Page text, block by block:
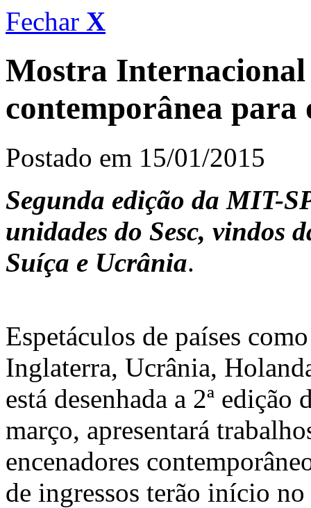
Fechar X
Mostra
contemporânea para
Postado em 15/01/2015
Segunda edição da MIT-
unidades do Sesc, vindos
Suíça e Ucrânia.
Espetáculos de países
Inglaterra, Ucrânia,
está desenhada a 2ª
março, apresentará
encenadores
de ingressos terão início